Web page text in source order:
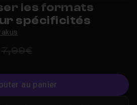
les formats
spécificités
7,99€
au panier